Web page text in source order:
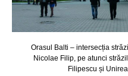
Orasul Balti – intersecția
Nicolae Filip, pe atunci
Filipescu și